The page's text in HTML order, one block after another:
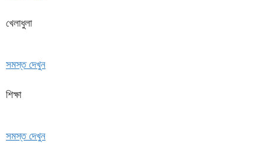
খেলাধুলা
সমস্ত দেখুন
শিক্ষা
সমস্ত দেখুন